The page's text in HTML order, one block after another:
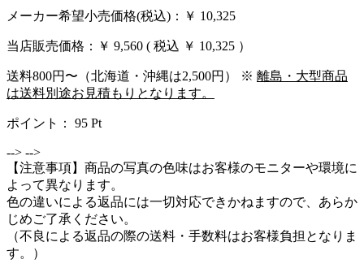
メーカー希望小売価格(税込)：￥ 10,325
当店販売価格： ￥ 9,560 ( 税込 ￥ 10,325 ）
送料800円〜（北海道・沖縄は2,500円） ※ 離島・大型商品
は送料別途お見積もりとなります。
ポイント： 95 Pt
--> -->
【注意事項】商品の写真の色味はお客様のモニターや環境に
よって異なります。
色の違いによる返品には一切対応できかねますので、あらか
じめご了承ください。
（不良による返品の際の送料・手数料はお客様負担となりま
す。）